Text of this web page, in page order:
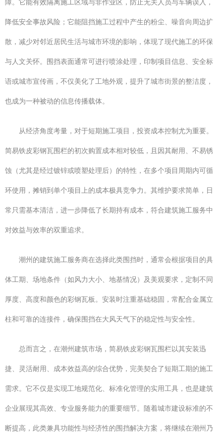
障。它能有效隔离施工区域与非作业区，防止无关人员与车辆误入，
降低安全事故风险；它能阻挡施工过程中产生的粉尘、噪音向周边扩
散，减少对邻近居民生活与城市环境的影响，体现了现代施工的环保
与人文关怀。围挡表面通常可进行喷涂处理，印制项目信息、安全标
语或城市宣传画，不仅美化了工地外观，提升了城市街景的整洁度，
也成为一种被动的信息传播载体。
从经济角度考量，对于短期施工项目，投资成本控制尤为重要。
简易铁皮彩钢瓦围栏的初次购置成本相对较低，且因其耐用、不易锈
蚀（尤其是经过镀锌或喷塑处理后）的特性，在多个项目周期内可循
环使用，摊销到单个项目上的成本极具竞争力。其维护要求简单，日
常只需基本清洁，进一步降低了长期持有成本，符合建筑施工服务中
对效益与效率的双重追求。
潮州的建筑施工服务商在选择此类围挡时，通常会根据项目的具
体工期、场地条件（如风力大小、地基情况）及美观要求，定制不同
厚度、高度和颜色的彩钢瓦板。安装时注重基础稳固，常配合金属立
柱和可靠的连接件，确保围挡在大风天气下的稳定性与安全性。
总而言之，在潮州建筑市场，简易铁皮彩钢瓦围栏以其安装迅
捷、灵活耐用、成本效益高的综合优势，完美契合了短期工期的施工
需求。它不仅是实现工地规范化、标准化管理的实用工具，也是建筑
企业展现其高效、专业服务能力的重要细节。随着城市建设标准的不
断提高，此类兼具功能性与经济性的围挡解决方案，将继续在潮州乃